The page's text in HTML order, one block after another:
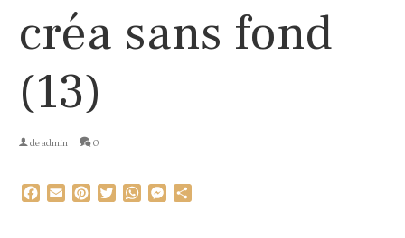
créa sans fond
(13)
deadmin 0
Facebook
EmailPinterestTwitterWhatsAppMessenger